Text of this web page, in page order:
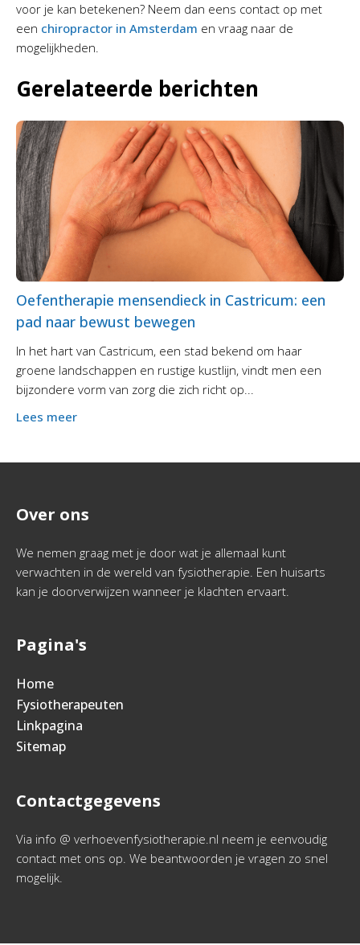
voor je kan betekenen? Neem dan eens contact op met
een chiropractor in Amsterdam en vraag naar de
mogelijkheden.
Gerelateerde berichten
Oefentherapie mensendieck in Castricum: een
pad naar bewust bewegen
In het hart van Castricum, een stad bekend om haar
groene landschappen en rustige kustlijn, vindt men een
bijzondere vorm van zorg die zich richt op...
Lees meer
Over ons
We nemen graag met je door wat je allemaal kunt
verwachten in de wereld van fysiotherapie. Een huisarts
kan je doorverwijzen wanneer je klachten ervaart.
Pagina's
Home
Fysiotherapeuten
Linkpagina
Sitemap
Contactgegevens
Via info @ verhoevenfysiotherapie.nl neem je eenvoudig
contact met ons op. We beantwoorden je vragen zo snel
mogelijk.